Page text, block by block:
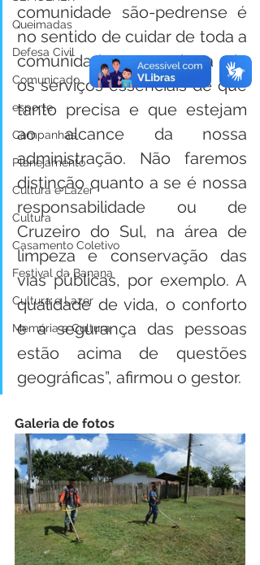
Queimadas
Defesa Civil
Comunicado
esporte
Campanhas
Planejamento
Cultura e Lazer
Cultura
Casamento Coletivo
Festival da Banana
Cultura e Lazer
Memória e Cultura
comunidade são-pedrense é
no sentido de cuidar de toda a
comunidade, trazendo a ela
os serviços essenciais de que
tanto precisa e que estejam
ao alcance da nossa
administração. Não faremos
distinção quanto a se é nossa
responsabilidade ou de
Cruzeiro do Sul, na área de
limpeza e conservação das
vias públicas, por exemplo. A
qualidade de vida, o conforto
e a segurança das pessoas
estão acima de questões
geográficas”, afirmou o gestor.
Galeria de fotos